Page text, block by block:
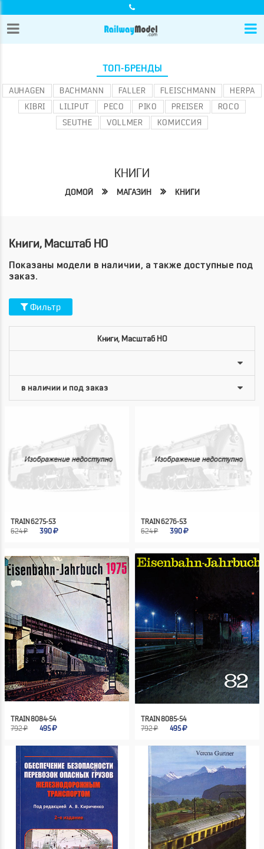
ТОП-БРЕНДЫ
AUHAGEN BACHMANN FALLER FLEISCHMANN
HERPA
KIBRI
LILIPUT PECO PIKO PREISER
ROCO
SEUTHE
VOLLMER КОМИССИЯ
КНИГИ
ДОМОЙ МАГАЗИН КНИГИ
Книги, Масштаб HO
Показаны модели в наличии, а также доступные под
заказ.
Фильтр
Книги, Масштаб HO
TRAIN 6275-53
624 ₽
390
TRAIN 6276-53
624 ₽
390
TRAIN 8084-54
792 ₽
495
TRAIN 8085-54
792 ₽
495